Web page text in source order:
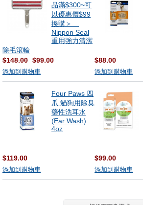
品滿$300~可
以優惠價$99
換購＞
Nippon Seal
重用強力清潔
除毛滾輪
$148.00 $99.00
添加到購物車
$88.00
添加到購物車
Four Paws 四
爪 貓狗用除臭
藥性洗耳水
(Ear Wash)
4oz
$119.00
添加到購物車
$99.00
添加到購物車